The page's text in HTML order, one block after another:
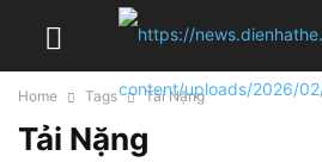
Home Tags Tải Nặng
Tải Nặng